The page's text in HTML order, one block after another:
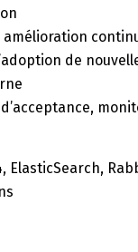
de
ElasticSearch,